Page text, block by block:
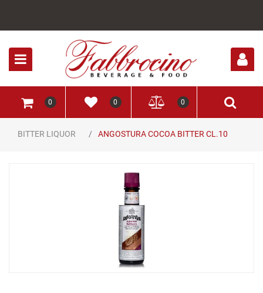
0 0 0
BITTER LIQUOR ANGOSTURA COCOA BITTER CL.10